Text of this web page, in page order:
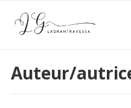
Auteur/